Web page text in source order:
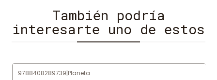
capaz de llegar para sobrevivir?
También podría
interesarte uno de estos
9788408289739|Planeta